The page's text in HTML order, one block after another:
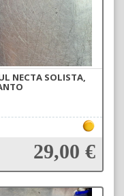
NECTA SOLISTA,
29,00 €